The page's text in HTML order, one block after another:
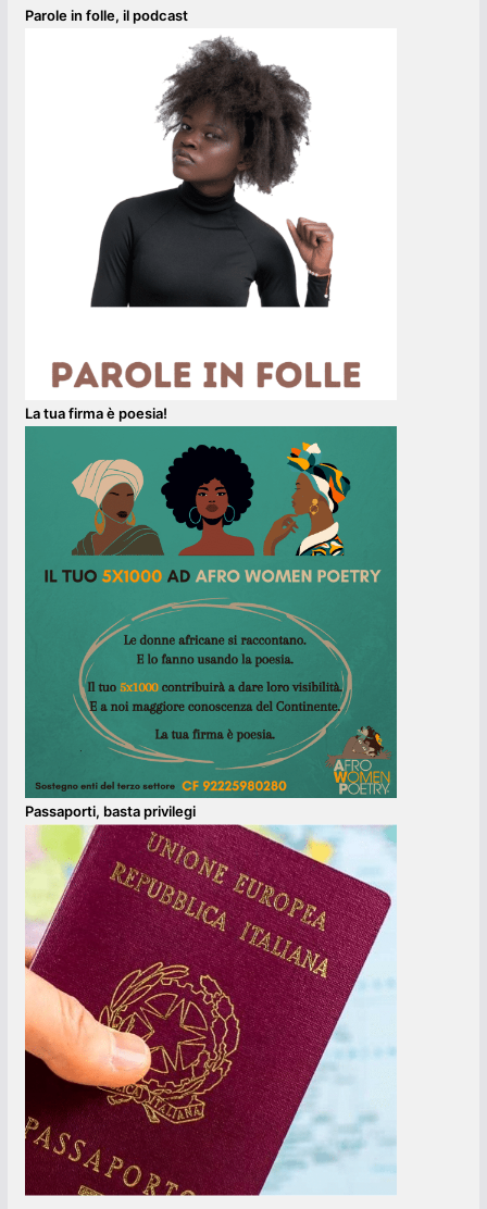
Parole in folle, il podcast
La tua firma è poesia!
Passaporti, basta privilegi